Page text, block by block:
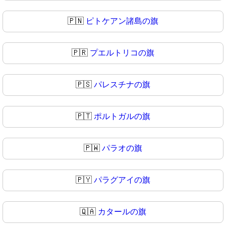
🇵🇳 ピトケアン諸島の旗
🇵🇷 プエルトリコの旗
🇵🇸 パレスチナの旗
🇵🇹 ポルトガルの旗
🇵🇼 パラオの旗
🇵🇾 パラグアイの旗
🇶🇦 カタールの旗